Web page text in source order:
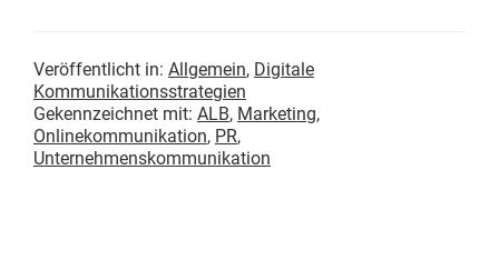
Veröffentlicht in: Allgemein, Digitale
Kommunikationsstrategien
Gekennzeichnet mit: ALB, Marketing,
Onlinekommunikation, PR,
Unternehmenskommunikation